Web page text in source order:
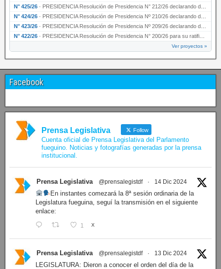
N° 425/26 · PRESIDENCIA Resolución de Presidencia N° 212/26 declarando de interés provincial el “50° A…
N° 424/26 · PRESIDENCIA Resolución de Presidencia Nº 210/26 declarando de interés provincial el proyec…
N° 423/26 · PRESIDENCIA Resolución de Presidencia Nº 209/26 declarando de interés provincial la presen…
N° 422/26 · PRESIDENCIA Resolución de Presidencia N° 200/26 para su ratificación.
Ver proyectos »
Facebook
Prensa Legislativa Follow
Cuenta oficial de Prensa Legislativa del Parlamento
fueguino. Noticias y fotografías generadas por la prensa
institucional.
Prensa Legislativa @prensalegistdf · 14 Dic 2024
En instantes comezará la 8ª sesión ordinaria de la
Legislatura fueguina, seguí la transmisión en el siguiente
enlace:
1 X
Prensa Legislativa @prensalegistdf · 13 Dic 2024
LEGISLATURA: Dieron a conocer el orden del día de la